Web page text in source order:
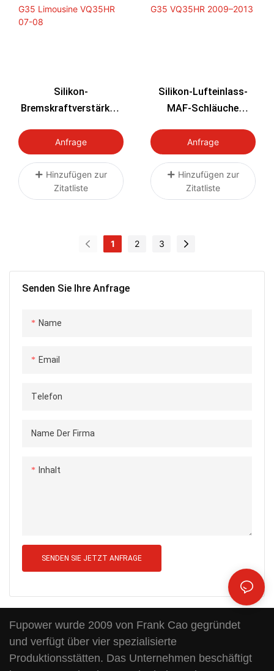
Senden Sie Ihre Anfrage
Name
Email
Telefon
Name Der Firma
Inhalt
SENDEN SIE JETZT ANFRAGE
Silikon-
Bremskraftverstärker-
Infiniti G35 Limousine
VQ35HR 07-08
Anfrage
Hinzufügen zur
Zitatliste
Silikon-Lufteinlass-
MAF-Schläuche
G37 EX35 370Z G35
VQ35HR 2009–2013
Anfrage
Hinzufügen zur
Zitatliste
1 2 3
Fupower wurde 2009 von Frank Cao gegründet
und verfügt über vier spezialisierte
Produktionsstätten. Das Unternehmen beschäftigt